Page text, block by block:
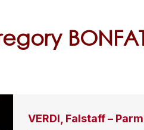
VERDI, Falstaff –